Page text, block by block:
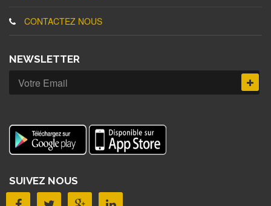
CONTACTEZ NOUS
NEWSLETTER
SUIVEZ NOUS